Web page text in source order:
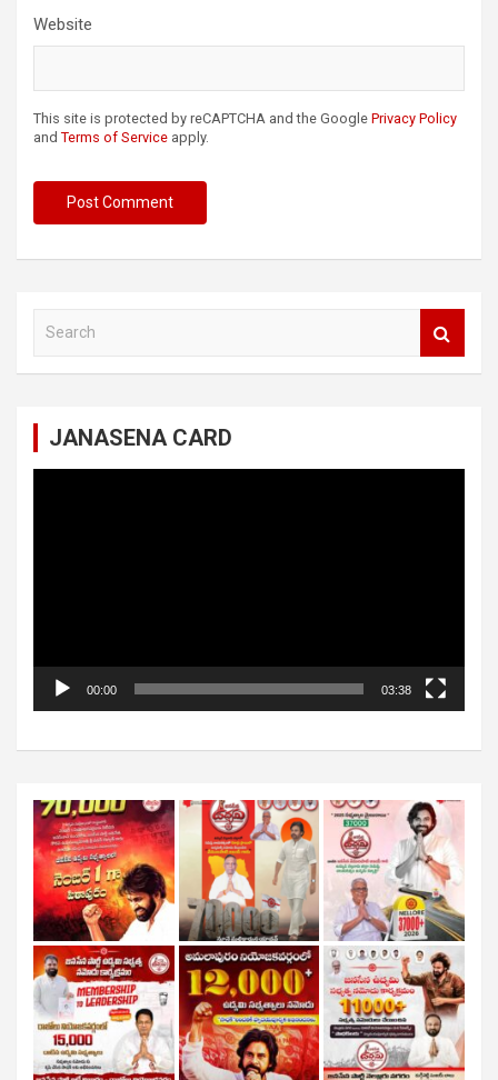
Website
This site is protected by reCAPTCHA and the Google Privacy Policy
and Terms of Service apply.
JANASENA CARD
00:00 03:38